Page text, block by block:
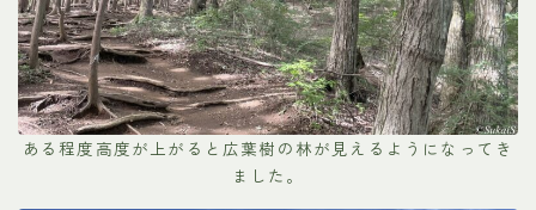
ある程度高度が上がると広葉樹の林が見えるようになってき
ました。